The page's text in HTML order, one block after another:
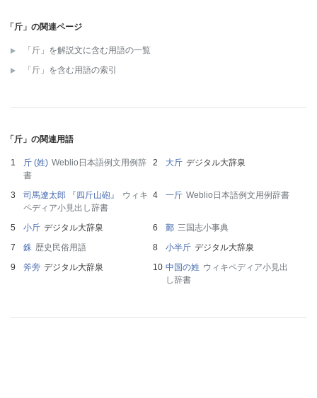
「斤」の関連ページ
「斤」を解説文に含む用語の一覧
「斤」を含む用語の索引
「斤」の関連用語
斤 (姓) Weblio日本語例文用例辞
書
大斤 デジタル大辞泉
司馬遼太郎 『四斤山砲』
ウィキ
ペディア小見出し辞書
一斤 Weblio日本語例文用例辞書
小斤 デジタル大辞泉 鄞 三国志小事典
銖 歴史民俗用語 小半斤 デジタル大辞泉
斧旁 デジタル大辞泉 中国の姓 ウィキペディア小見出
し辞書